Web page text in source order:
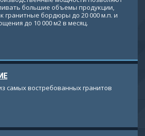
большие объемы продукции,
гранитные бордюры до 20 000 м.п. и
до 10 000 м2 в месяц.
самых востребованных гранитов